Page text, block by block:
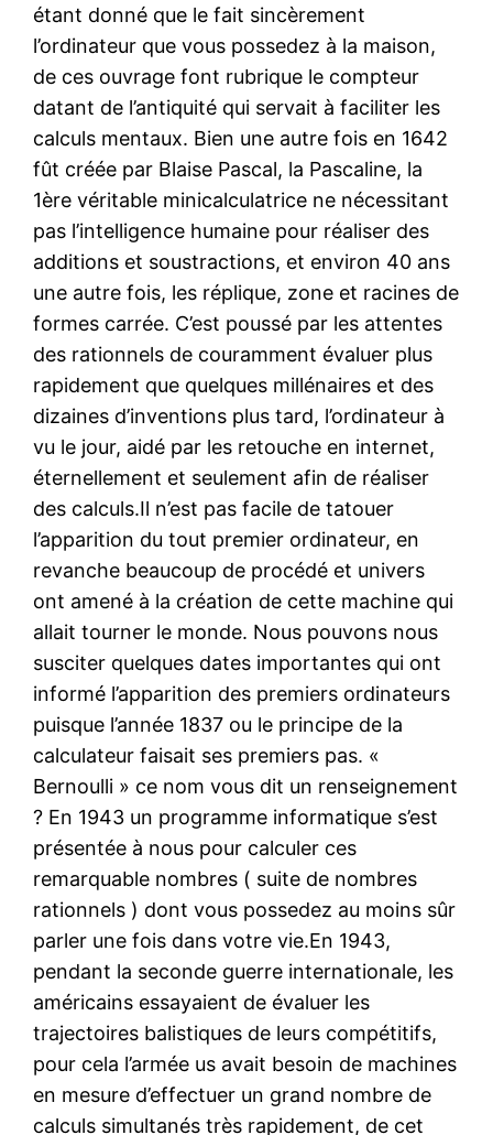
étant donné que le fait sincèrement
l’ordinateur que vous possedez à la maison,
de ces ouvrage font rubrique le compteur
datant de l’antiquité qui servait à faciliter les
calculs mentaux. Bien une autre fois en 1642
fût créée par Blaise Pascal, la Pascaline, la
1ère véritable minicalculatrice ne nécessitant
pas l’intelligence humaine pour réaliser des
additions et soustractions, et environ 40 ans
une autre fois, les réplique, zone et racines de
formes carrée. C’est poussé par les attentes
des rationnels de couramment évaluer plus
rapidement que quelques millénaires et des
dizaines d’inventions plus tard, l’ordinateur à
vu le jour, aidé par les retouche en internet,
éternellement et seulement afin de réaliser
des calculs.Il n’est pas facile de tatouer
l’apparition du tout premier ordinateur, en
revanche beaucoup de procédé et univers
ont amené à la création de cette machine qui
allait tourner le monde. Nous pouvons nous
susciter quelques dates importantes qui ont
informé l’apparition des premiers ordinateurs
puisque l’année 1837 ou le principe de la
calculateur faisait ses premiers pas. «
Bernoulli » ce nom vous dit un renseignement
? En 1943 un programme informatique s’est
présentée à nous pour calculer ces
remarquable nombres ( suite de nombres
rationnels ) dont vous possedez au moins sûr
parler une fois dans votre vie.En 1943,
pendant la seconde guerre internationale, les
américains essayaient de évaluer les
trajectoires balistiques de leurs compétitifs,
pour cela l’armée us avait besoin de machines
en mesure d’effectuer un grand nombre de
calculs simultanés très rapidement, de cet